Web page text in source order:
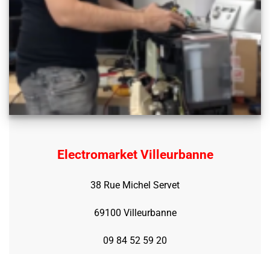
Electromarket Villeurbanne
38 Rue Michel Servet
69100 Villeurbanne
09 84 52 59 20